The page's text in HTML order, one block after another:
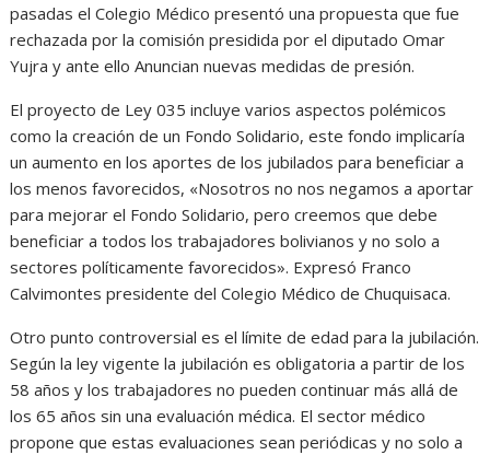
pasadas el Colegio Médico presentó una propuesta que fue
rechazada por la comisión presidida por el diputado Omar
Yujra y ante ello Anuncian nuevas medidas de presión.
El proyecto de Ley 035 incluye varios aspectos polémicos
como la creación de un Fondo Solidario, este fondo implicaría
un aumento en los aportes de los jubilados para beneficiar a
los menos favorecidos, «Nosotros no nos negamos a aportar
para mejorar el Fondo Solidario, pero creemos que debe
beneficiar a todos los trabajadores bolivianos y no solo a
sectores políticamente favorecidos». Expresó Franco
Calvimontes presidente del Colegio Médico de Chuquisaca.
Otro punto controversial es el límite de edad para la jubilación.
Según la ley vigente la jubilación es obligatoria a partir de los
58 años y los trabajadores no pueden continuar más allá de
los 65 años sin una evaluación médica. El sector médico
propone que estas evaluaciones sean periódicas y no solo a